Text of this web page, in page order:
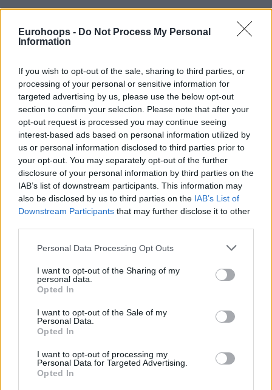
Eurohoops - Do Not Process My Personal
Information
If you wish to opt-out of the sale, sharing to third parties, or
processing of your personal or sensitive information for
targeted advertising by us, please use the below opt-out
section to confirm your selection. Please note that after your
opt-out request is processed you may continue seeing
interest-based ads based on personal information utilized by
us or personal information disclosed to third parties prior to
your opt-out. You may separately opt-out of the further
disclosure of your personal information by third parties on the
IAB’s list of downstream participants. This information may
also be disclosed by us to third parties on the IAB’s List of
Downstream Participants that may further disclose it to other
Please note that this website/app uses one or more Google
not limited to your visit or usage behaviour. You may click to
grant or deny consent to Google and its third-party tags to
use your data for below specified purposes in below Google
consent section.
Personal Data Processing Opt Outs
I want to opt-out of the Sharing of my
personal data.
Opted In
I want to opt-out of the Sale of my
Personal Data.
Opted In
I want to opt-out of processing my
Personal Data for Targeted Advertising.
Opted In